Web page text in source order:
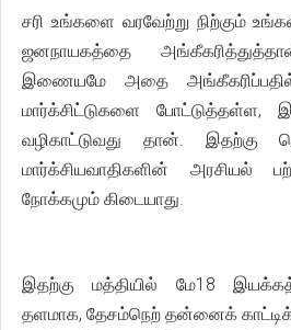
சரி உங்களை வரவேற்று நிற்கும்
ஜனநாயகத்தை
இணையமே அதை
மார்க்சிட்டுகளை
வழிகாட்டுவது தான். இதற்கு
மார்க்சியவாதிகளின் அரசியல்
நோக்கமும் கிடையாது.
இதற்கு மத்தியில் மே18
தளமாக, தேசம்நெற் தன்னைக்